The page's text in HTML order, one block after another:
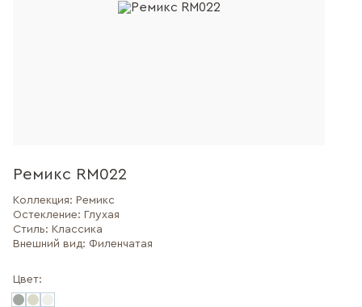
Ремикс RM022
Коллекция: Ремикс
Остекление: Глухая
Стиль: Классика
Внешний вид: Филенчатая
Цвет: